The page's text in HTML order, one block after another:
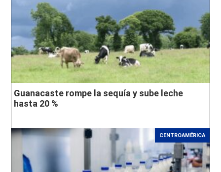
Guanacaste rompe la sequía y sube leche
hasta 20 %
CENTROAMÉRICA